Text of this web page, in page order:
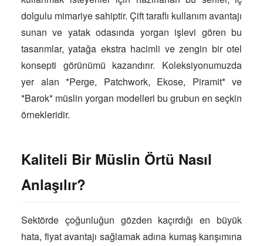
dolgulu mimariye sahiptir. Çift taraflı kullanım avantajı
sunan ve yatak odasında yorgan işlevi gören bu
tasarımlar, yatağa ekstra hacimli ve zengin bir otel
konsepti görünümü kazandırır. Koleksiyonumuzda
yer alan *Perge, Patchwork, Ekose, Piramit* ve
*Barok* müslin yorgan modelleri bu grubun en seçkin
örnekleridir.
Kaliteli Bir Müslin Örtü Nasıl
Anlaşılır?
Sektörde çoğunluğun gözden kaçırdığı en büyük
hata, fiyat avantajı sağlamak adına kumaş karışımına